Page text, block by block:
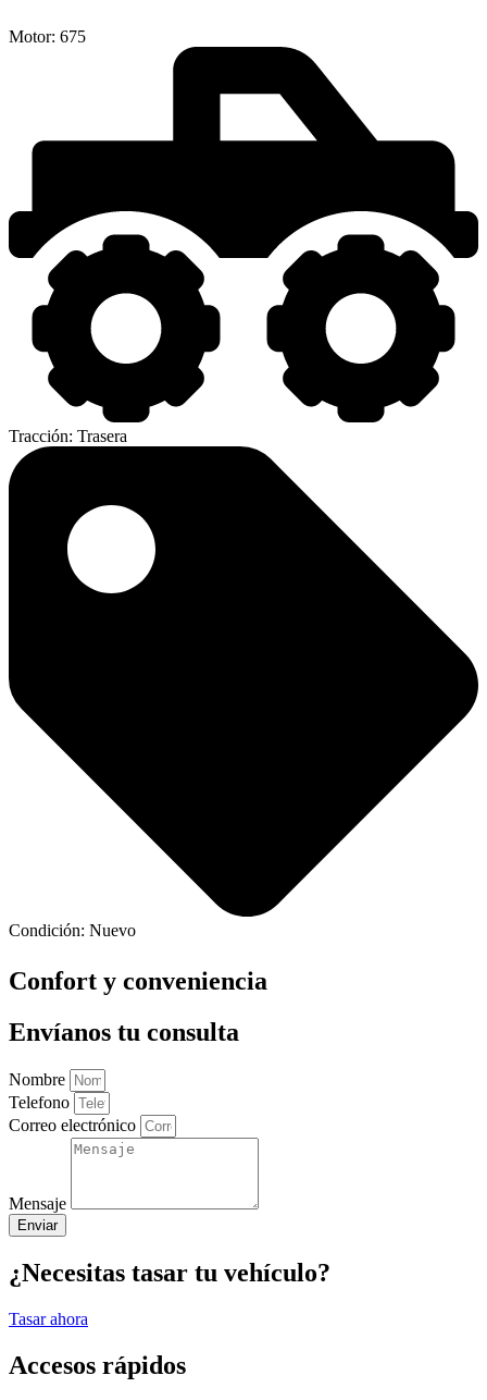
Motor: 675
Tracción: Trasera
Condición: Nuevo
Confort y conveniencia
Envíanos tu consulta
Nombre
Telefono
Correo electrónico
Mensaje
Enviar
¿Necesitas tasar tu vehículo?
Tasar ahora
Accesos rápidos